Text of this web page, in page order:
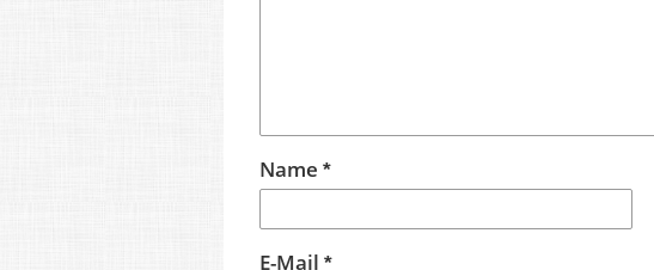
Name *
E-Mail *